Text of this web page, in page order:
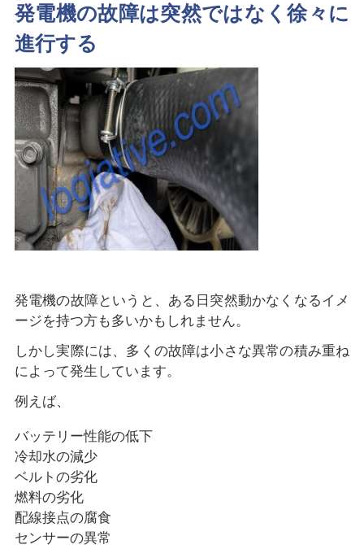
発電機の故障は突然ではなく徐々に
進行する
発電機の故障というと、ある日突然動かなくなるイメ
ージを持つ方も多いかもしれません。
しかし実際には、多くの故障は小さな異常の積み重ね
によって発生しています。
例えば、
バッテリー性能の低下
冷却水の減少
ベルトの劣化
燃料の劣化
配線接点の腐食
センサーの異常